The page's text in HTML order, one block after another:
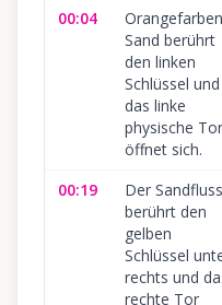
00:04
Sand berührt
den linken
Schlüssel und
das linke
physische Tor
öffnet sich.
00:19
Der Sandfluss
berührt den
gelben
Schlüssel
rechts und
rechte Tor